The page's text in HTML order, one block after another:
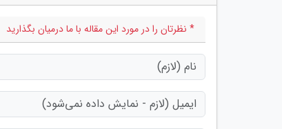
* نظرتان را در مورد این مقاله با ما درمیان بگذارید